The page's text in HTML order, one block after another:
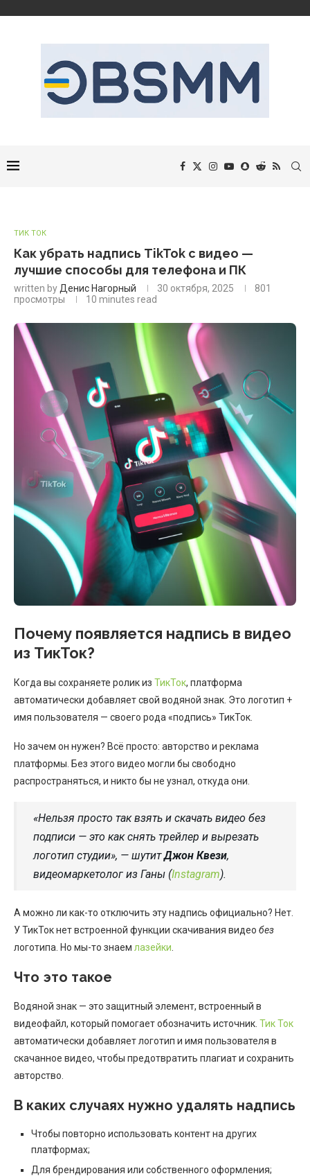
ТИК ТОК
Как убрать надпись TikTok с видео —
лучшие способы для телефона и ПК
written by Денис Нагорный 30 октября, 2025
801
просмотры
10 minutes read
Почему появляется надпись в видео
из ТикТок?
Когда вы сохраняете ролик из ТикТок, платформа
автоматически добавляет свой водяной знак. Это логотип +
имя пользователя — своего рода «подпись» ТикТок.
Но зачем он нужен? Всё просто: авторство и реклама
платформы. Без этого видео могли бы свободно
распространяться, и никто бы не узнал, откуда они.
«Нельзя просто так взять и скачать видео без
подписи — это как снять трейлер и вырезать
логотип студии», — шутитДжон Квези,
видеомаркетолог из Ганы (Instagram).
А можно ли как-то отключить эту надпись официально? Нет.
У ТикТок нет встроенной функции скачивания видео без
логотипа. Но мы-то знаем лазейки
Что это такое
Водяной знак — это защитный элемент, встроенный в
видеофайл, который помогает обозначить источник. Тик Ток
автоматически добавляет логотип и имя пользователя в
скачанное видео, чтобы предотвратить плагиат и сохранить
авторство.
В каких случаях нужно удалять надпись
Чтобы повторно использовать контент на других
платформах;
Для брендирования или собственного оформления;